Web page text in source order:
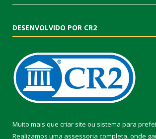
DESENVOLVIDO POR CR2
Muito mais que criar site ou sistema para
Realizamos uma assessoria completa, onde